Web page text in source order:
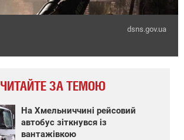
dsns.gov.ua
ЧИТАЙТЕ ЗА ТЕМОЮ
На Хмельниччині рейсовий
автобус зіткнувся із
вантажівкою